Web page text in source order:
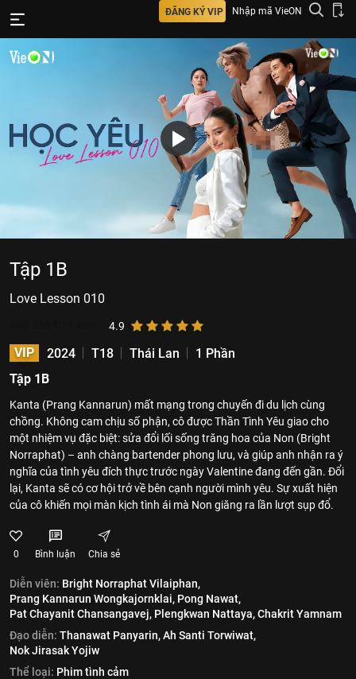
ĐĂNG KÝ VIP Nhập mã VieON
Tập 1B
Love​ Lesson 010
4.9
VIP 2024 T18 Thái Lan
1 Phần
Tập 1B
Kanta (Prang Kannarun) mất mạng trong chuyến đi du lịch cùng
chồng. Không cam chịu số phận, cô được Thần Tình Yêu giao cho
một nhiệm vụ đặc biệt: sửa đổi lối sống trăng hoa của Non (Bright
Norraphat) – anh chàng bartender phong lưu, và giúp anh nhận ra ý
nghĩa của tình yêu đích thực trước ngày Valentine đang đến gần. Đổi
lại, Kanta sẽ có cơ hội trở về bên cạnh người mình yêu. Sự xuất hiện
của cô khiến mọi màn kịch tình ái mà Non giăng ra lần lượt sụp đổ.
0 Bình luận Chia sẻ
Diễn viên: Bright Norraphat Vilaiphan,
Prang Kannarun Wongkajornklai, Pong Nawat,
Pat Chayanit Chansangavej, Plengkwan Nattaya,Chakrit Yamnam
Đạo diễn: Thanawat Panyarin,Ah Santi Torwiwat,
Nok Jirasak Yojiw
Thể loại: Phim tình cảm